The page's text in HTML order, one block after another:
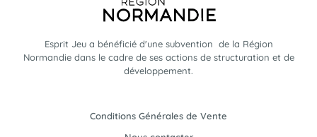
Esprit Jeu a bénéficié d'une subvention de la Région
Normandie dans le cadre de ses actions de structuration et de
développement.
Conditions Générales de Vente